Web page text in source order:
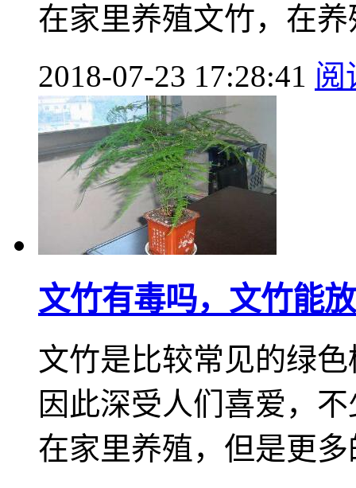
在家里养殖文竹，在养
2018-07-23 17:28:41 阅
文竹有毒吗，文竹能
文竹是比较常见的绿
因此深受人们喜爱，
在家里养殖，但是更多